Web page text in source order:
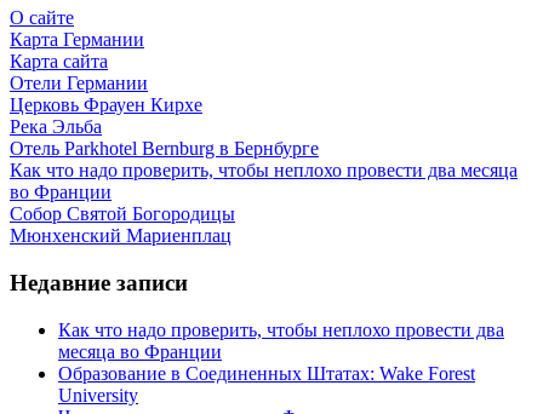
О сайте
Карта Германии
Карта сайта
Отели Германии
Церковь Фрауен Кирхе
Река Эльба
Отель Parkhotel Bernburg в Бернбурге
Как что надо проверить, чтобы неплохо провести два месяца
во Франции
Собор Святой Богородицы
Мюнхенский Мариенплац
Недавние записи
Как что надо проверить, чтобы неплохо провести два
месяца во Франции
Образование в Соединенных Штатах: Wake Forest
University